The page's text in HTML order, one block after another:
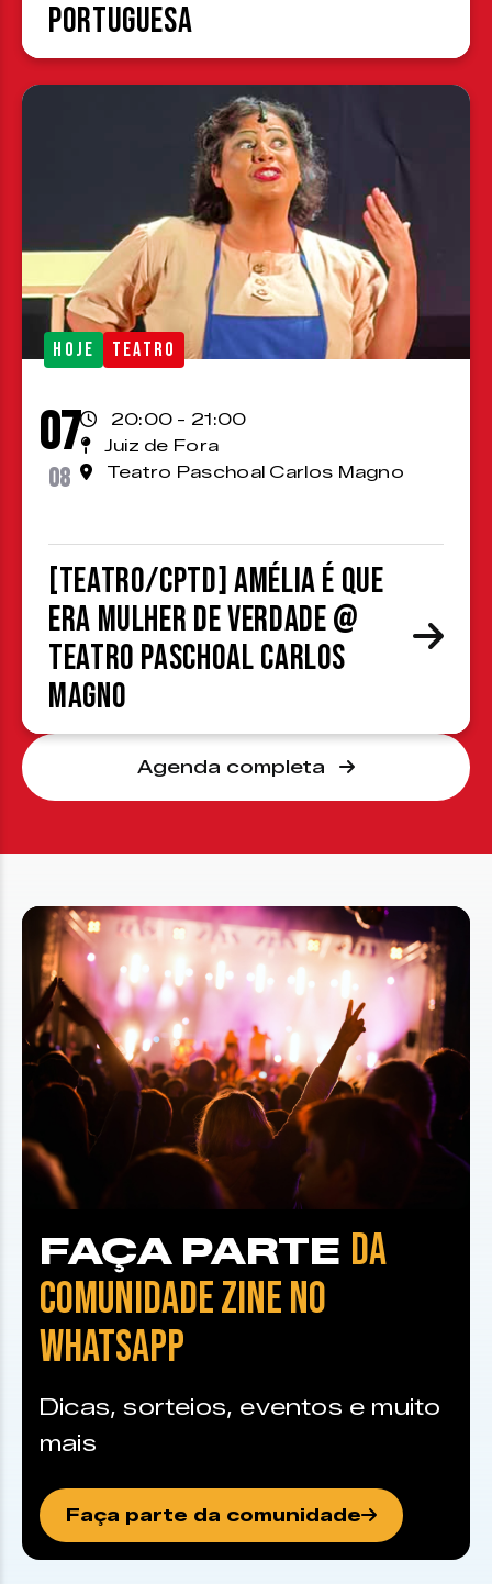
Portuguesa
HOJE TEATRO
07
08
20:00 - 21:00
Juiz de Fora
Teatro Paschoal Carlos Magno
[TEATRO/CPTD] Amélia é que
era mulher de verdade @
Teatro Paschoal Carlos
Magno
Agenda completa
FAÇA PARTE DA
COMUNIDADE ZINE NO
WHATSAPP
Dicas, sorteios, eventos e muito
mais
Faça parte da comunidade